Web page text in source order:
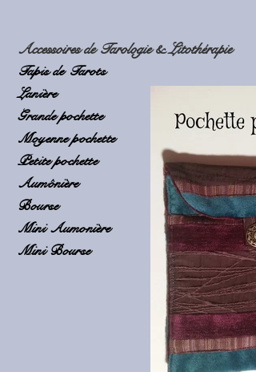
Accessoires de Tarologie & Litothérapie
Tapis de Tarots
Lanière
Grande pochette
Moyenne pochette
Petite pochette
Aumônière
Bourse
Mini Aumonière
Mini Bourse